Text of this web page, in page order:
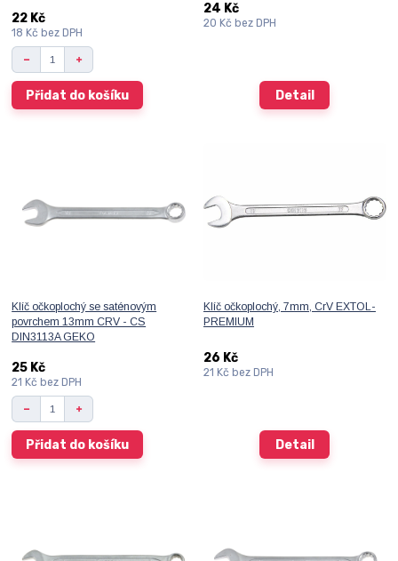
22 Kč
18 Kč bez DPH
Přidat do košíku
24 Kč
20 Kč bez DPH
Detail
Klíč očkoplochý se saténovým
povrchem 13mm CRV - CS
DIN3113A GEKO
25 Kč
21 Kč bez DPH
Přidat do košíku
Klíč očkoplochý, 7mm, CrV EXTOL-
PREMIUM
26 Kč
21 Kč bez DPH
Detail